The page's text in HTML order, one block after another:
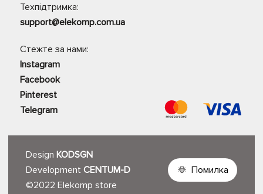
Техпідтримка:
support@elekomp.com.ua
Стежте за нами:
Instagram
Facebook
Pinterest
Telegram
Design KODSGN
Development CENTUM-D
©2022 Elekomp store
Помилка